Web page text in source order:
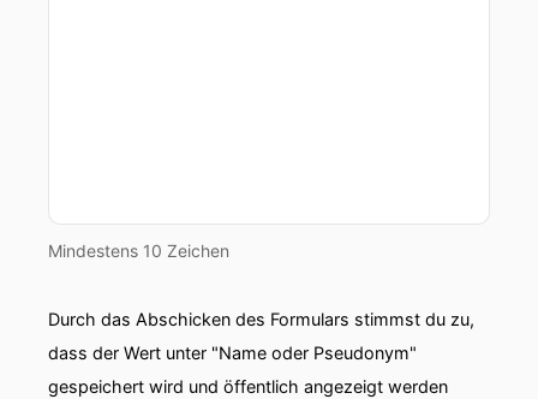
Mindestens 10 Zeichen
Durch das Abschicken des Formulars stimmst du zu,
dass der Wert unter "Name oder Pseudonym"
gespeichert wird und öffentlich angezeigt werden